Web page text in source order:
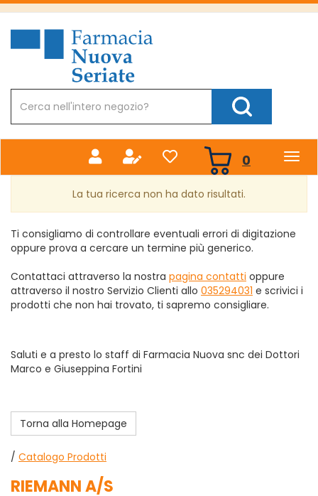
Passa
principale
Farmacia
Nuova
Prodotto
Cerca Prodotto
0 prodotti
inseriti
La tua ricerca non ha dato risultati.
Ti consigliamo di controllare eventuali errori di digitazione
oppure prova a cercare un termine più generico.
Contattaci attraverso la nostra pagina contatti oppure
attraverso il nostro Servizio Clienti allo 035294031 e scrivici i
prodotti che non hai trovato, ti sapremo consigliare.
Saluti e a presto lo staff di Farmacia Nuova snc dei Dottori
Marco e Giuseppina Fortini
Torna alla Homepage
/ Catalogo Prodotti
RIEMANN A/S